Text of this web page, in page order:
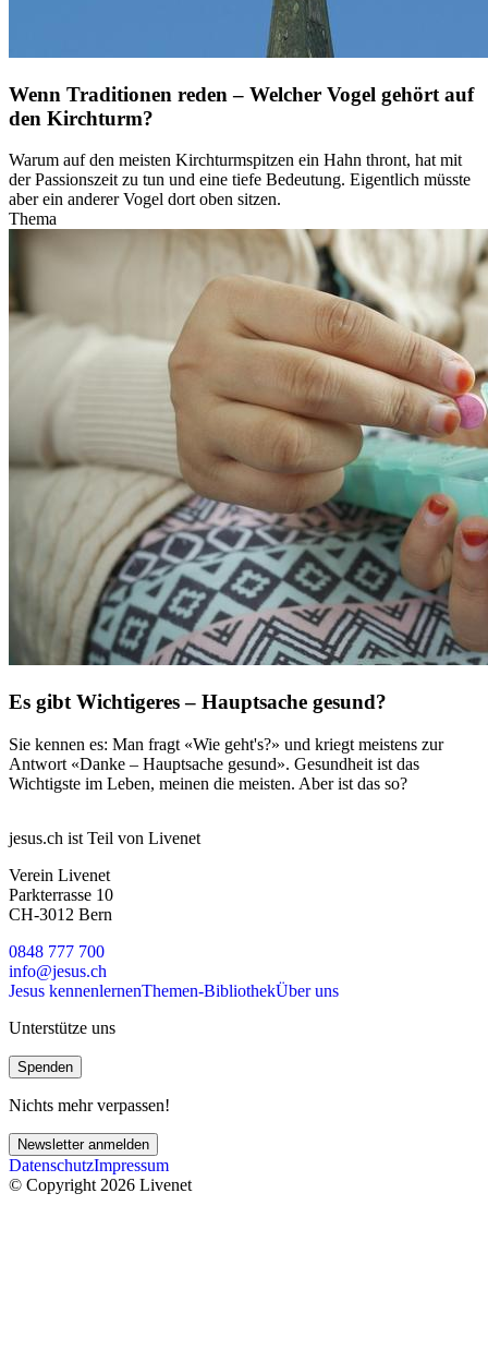
Wenn Traditionen reden – Welcher Vogel gehört auf
den Kirchturm?
Warum auf den meisten Kirchturmspitzen ein Hahn thront, hat mit
der Passionszeit zu tun und eine tiefe Bedeutung. Eigentlich müsste
aber ein anderer Vogel dort oben sitzen.
Thema
Es gibt Wichtigeres – Hauptsache gesund?
Sie kennen es: Man fragt «Wie geht's?» und kriegt meistens zur
Antwort «Danke – Hauptsache gesund». Gesundheit ist das
Wichtigste im Leben, meinen die meisten. Aber ist das so?
jesus.ch ist Teil von Livenet
Verein Livenet
Parkterrasse 10
CH-3012 Bern
0848 777 700
info@jesus.ch
Jesus kennenlernenThemen-BibliothekÜber uns
Unterstütze uns
Spenden
Nichts mehr verpassen!
Newsletter anmelden
DatenschutzImpressum
© Copyright 2026 Livenet